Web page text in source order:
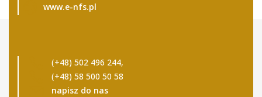
www.e-nfs.pl
(+48) 502 496 244,
(+48) 58 500 50 58
napisz do nas